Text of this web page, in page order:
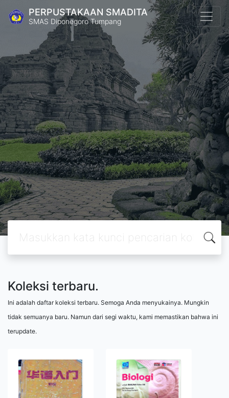
PERPUSTAKAAN SMADITA
SMAS Diponegoro Tumpang
Koleksi terbaru.
Ini adalah daftar koleksi terbaru. Semoga Anda menyukainya. Mungkin
tidak semuanya baru. Namun dari segi waktu, kami memastikan bahwa ini
terupdate.